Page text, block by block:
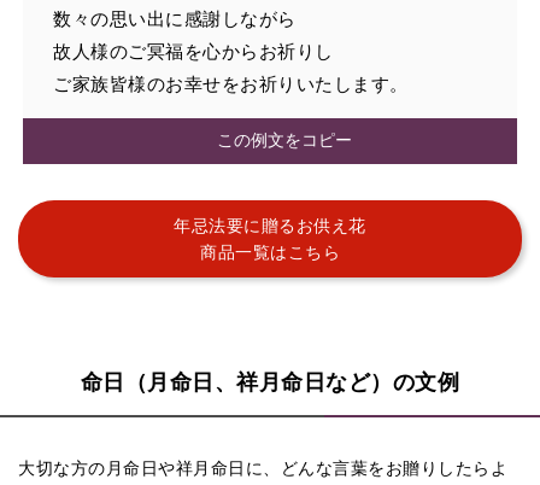
数々の思い出に感謝しながら
故人様のご冥福を心からお祈りし
ご家族皆様のお幸せをお祈りいたします。
この例文をコピー
年忌法要に贈るお供え花
商品一覧はこちら
命日（月命日、祥月命日など）の文例
大切な方の月命日や祥月命日に、どんな言葉をお贈りしたらよ